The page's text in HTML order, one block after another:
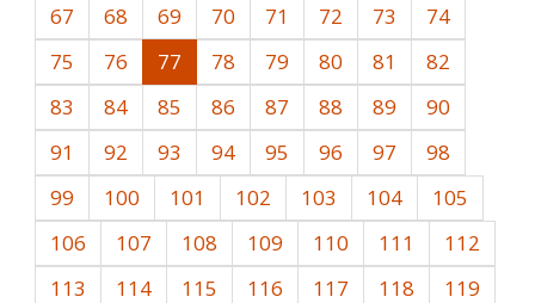
67
68 69 70 71 72 73
74
75
76 77 78 79 80 81
82
83
84 85 86 87 88 89
90
91
92 93 94 95 96 97
98
99
100 101 102 103 104
105
106
107 108 109 110 111
112
113
114 115 116 117 118
119